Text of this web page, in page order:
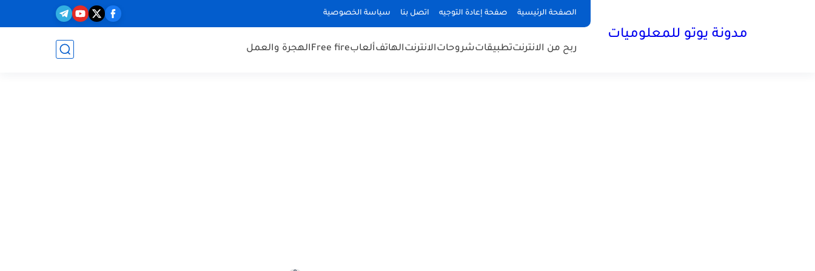
الصفحة الرئيسية صفحة إعادة التوجيه اتصل بنا سياسة الخصوصية
مدونة يوتو للمعلوميات
ربح من الانترنتتطبيقاتشروحاتالانترنتالهاتفألعابFree fireالهجرة والعمل